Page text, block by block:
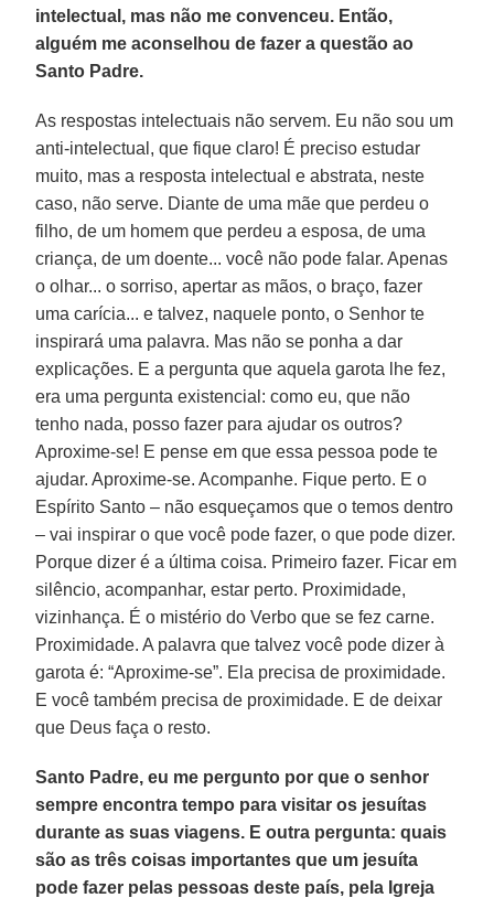
intelectual, mas não me convenceu. Então,
alguém me aconselhou de fazer a questão ao
Santo Padre.
As respostas intelectuais não servem. Eu não sou um
anti-intelectual, que fique claro! É preciso estudar
muito, mas a resposta intelectual e abstrata, neste
caso, não serve. Diante de uma mãe que perdeu o
filho, de um homem que perdeu a esposa, de uma
criança, de um doente... você não pode falar. Apenas
o olhar... o sorriso, apertar as mãos, o braço, fazer
uma carícia... e talvez, naquele ponto, o Senhor te
inspirará uma palavra. Mas não se ponha a dar
explicações. E a pergunta que aquela garota lhe fez,
era uma pergunta existencial: como eu, que não
tenho nada, posso fazer para ajudar os outros?
Aproxime-se! E pense em que essa pessoa pode te
ajudar. Aproxime-se. Acompanhe. Fique perto. E o
Espírito Santo – não esqueçamos que o temos dentro
– vai inspirar o que você pode fazer, o que pode dizer.
Porque dizer é a última coisa. Primeiro fazer. Ficar em
silêncio, acompanhar, estar perto. Proximidade,
vizinhança. É o mistério do Verbo que se fez carne.
Proximidade. A palavra que talvez você pode dizer à
garota é: “Aproxime-se”. Ela precisa de proximidade.
E você também precisa de proximidade. E de deixar
que Deus faça o resto.
Santo Padre, eu me pergunto por que o senhor
sempre encontra tempo para visitar os jesuítas
durante as suas viagens. E outra pergunta: quais
são as três coisas importantes que um jesuíta
pode fazer pelas pessoas deste país, pela Igreja